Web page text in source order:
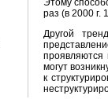
Этому
раз (в 2000
Другой
проявляются
могут
к